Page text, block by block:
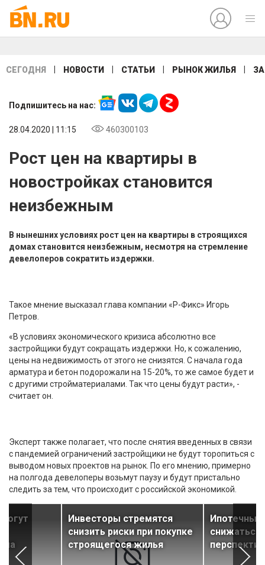
СЕГОДНЯ НОВОСТИ СТАТЬИ РЫНОК ЖИЛЬЯ
Подпишитесь на нас:
28.04.2020 | 11:15 460300103
Рост цен на квартиры в
новостройках становится
неизбежным
В нынешних условиях рост цен на квартиры в строящихся
домах становится неизбежным, несмотря на стремление
девелоперов сократить издержки.
Такое мнение высказал глава компании «Р-Фикс» Игорь
Петров.
«В условиях экономического кризиса абсолютно все
застройщики будут сокращать издержки. Но, к сожалению,
цены на недвижимость от этого не снизятся. С начала года
арматура и бетон подорожали на 15-20%, то же самое будет и
с другими стройматериалами. Так что цены будут расти», -
считает он.
Эксперт также полагает, что после снятия введенных в связи
с пандемией ограничений застройщики не будут торопиться с
выводом новых проектов на рынок. По его мнению, примерно
на полгода девелоперы возьмут паузу и будут пристально
следить за тем, что происходит с российской экономикой.
Инвесторы стремятся
снизить риски при покупке
строящегося жилья
Ипотечные
снижаться